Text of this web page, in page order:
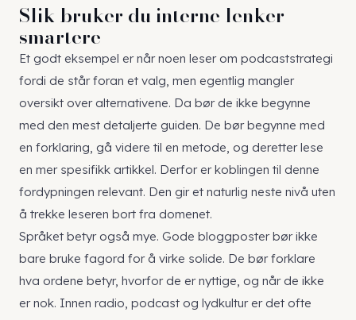
Slik bruker du interne lenker
smartere
Et godt eksempel er når noen leser om podcaststrategi
fordi de står foran et valg, men egentlig mangler
oversikt over alternativene. Da bør de ikke begynne
med den mest detaljerte guiden. De bør begynne med
en forklaring, gå videre til en metode, og deretter lese
en mer spesifikk artikkel. Derfor er koblingen til denne
fordypningen relevant. Den gir et naturlig neste nivå uten
å trekke leseren bort fra domenet.
Språket betyr også mye. Gode bloggposter bør ikke
bare bruke fagord for å virke solide. De bør forklare
hva ordene betyr, hvorfor de er nyttige, og når de ikke
er nok. Innen radio, podcast og lydkultur er det ofte